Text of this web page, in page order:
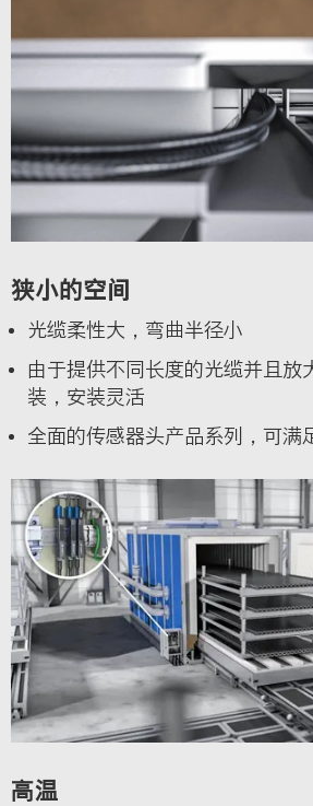
狭小的空间
光缆柔性大，弯曲半径小
由于提供不同长度的光缆并且放
装，安装灵活
全面的传感器头产品系列，可满
高温